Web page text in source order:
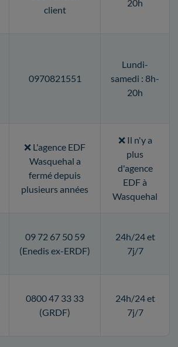
client
20h
0970821551
Lundi-
samedi : 8h-
20h
❌ L'agence EDF
Wasquehal a
fermé depuis
plusieurs années
❌ Il n'y a
plus
d'agence
EDF à
Wasquehal
09 72 67 50 59
(Enedis ex-ERDF)
24h/24 et
7j/7
0800 47 33 33
(GRDF)
24h/24 et
7j/7